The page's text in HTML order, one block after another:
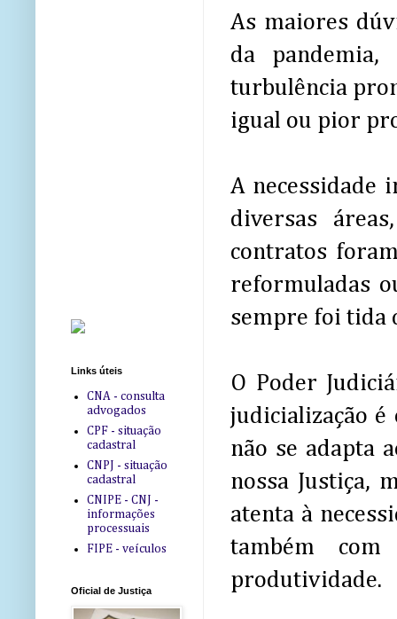
As maiores
da
turbulência
igual ou pior
A necessidade
diversas
contratos
reformuladas
sempre foi tida
O Poder
judicialização
não se adapta
nossa Justiça,
atenta à
também
produtividade.
Links úteis
CNA - consulta
advogados
CPF - situação
cadastral
CNPJ - situação
cadastral
CNIPE - CNJ -
informações
processuais
FIPE - veículos
Oficial de Justiça